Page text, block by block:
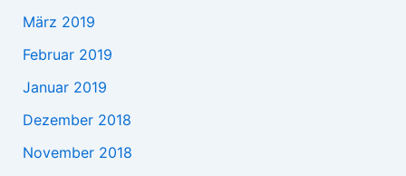
März 2019
Februar 2019
Januar 2019
Dezember 2018
November 2018